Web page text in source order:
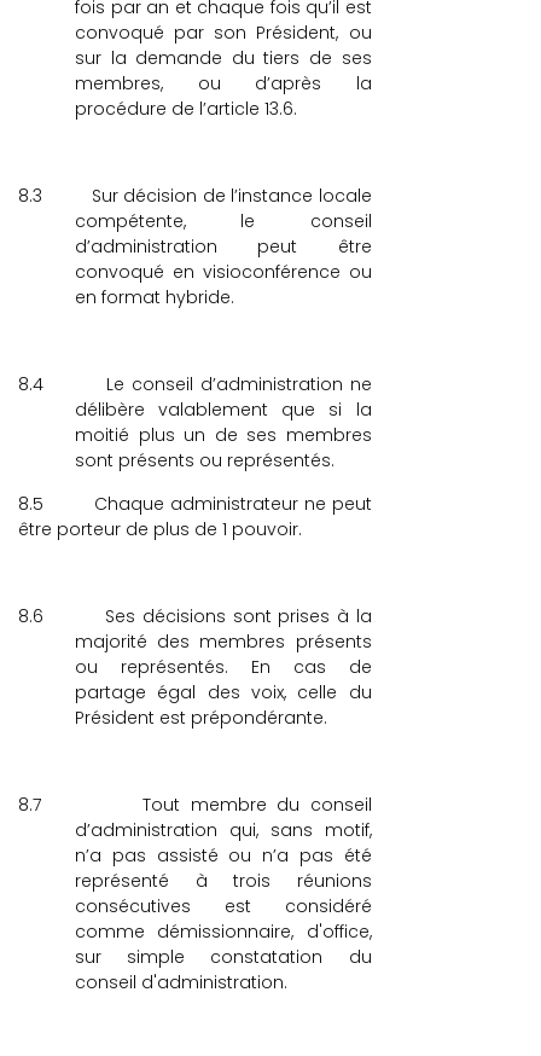
fois par an et chaque fois qu’il est
convoqué par son Président, ou
sur la demande du tiers de ses
membres, ou d’après la
procédure de l’article 13.6.
8.3
Sur décision de l’instance locale
compétente, le conseil
d’administration peut être
convoqué en visioconférence ou
en format hybride.
8.4
Le conseil d’administration ne
délibère valablement que si la
moitié plus un de ses membres
sont présents ou représentés.
8.5
Chaque administrateur ne peut
être porteur de plus de 1 pouvoir.
8.6
Ses décisions sont prises à la
majorité des membres présents
ou représentés. En cas de
partage égal des voix, celle du
Président est prépondérante.
8.7
Tout membre du conseil
d’administration qui, sans motif,
n’a pas assisté ou n’a pas été
représenté à trois réunions
consécutives est considéré
comme démissionnaire, d'office,
sur simple constatation du
conseil d'administration.